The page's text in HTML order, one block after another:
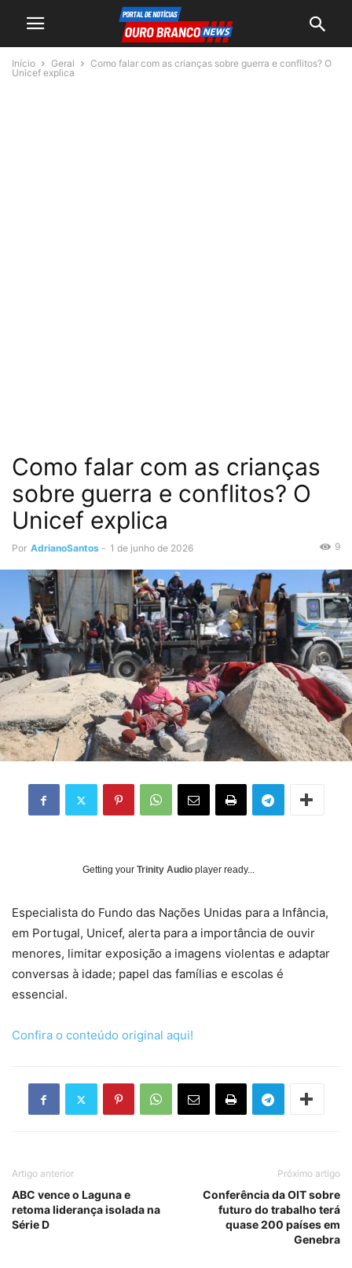
Início Geral
Como falar com as crianças sobre guerra e conflitos? O
Unicef explica
Como falar com as crianças
sobre guerra e conflitos? O
Unicef explica
Por AdrianoSantos - 1 de junho de 2026 9
Getting your Trinity Audio player ready...
Especialista do Fundo das Nações Unidas para a Infância,
em Portugal, Unicef, alerta para a importância de ouvir
menores, limitar exposição a imagens violentas e adaptar
conversas à idade; papel das famílias e escolas é
essencial.
Confira o conteúdo original aqui!
Artigo anterior
ABC vence o Laguna e
retoma liderança isolada na
Série D
Próximo artigo
Conferência da OIT sobre
futuro do trabalho terá
quase 200 países em
Genebra